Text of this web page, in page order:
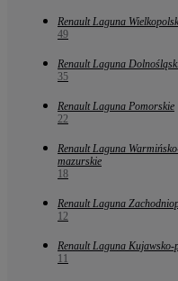
Renault Laguna
49
Renault Laguna
35
Renault Laguna Pomorskie
22
Renault Laguna
mazurskie
18
Renault Laguna
12
Renault Laguna Kujawsko-
11